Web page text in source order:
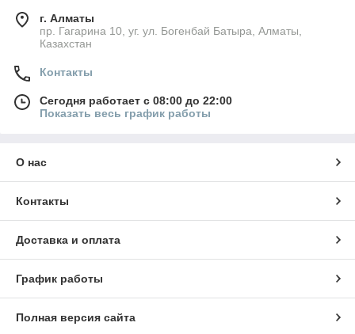
г. Алматы
пр. Гагарина 10, уг. ул. Богенбай Батыра, Алматы,
Казахстан
Контакты
Сегодня работает с 08:00 до 22:00
Показать весь график работы
О нас
Контакты
Доставка и оплата
График работы
Полная версия сайта